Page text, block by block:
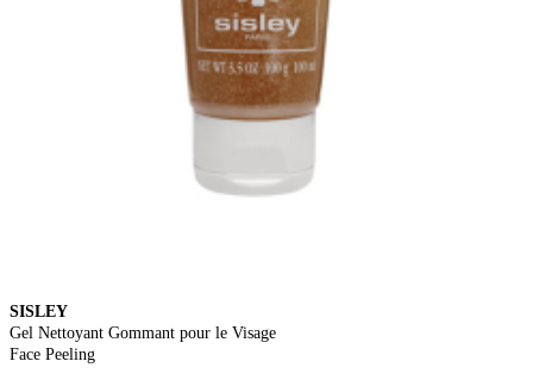
SISLEY
Gel Nettoyant Gommant pour le Visage
Face Peeling